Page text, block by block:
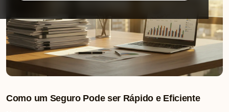
Como um Seguro Pode ser Rápido e Eficiente